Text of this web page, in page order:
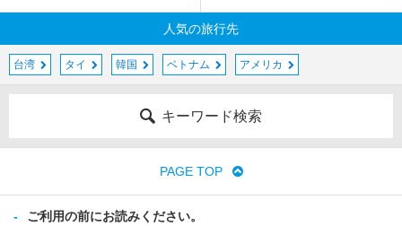
人気の旅行先
台湾 タイ 韓国 ベトナム アメリカ
キーワード検索
PAGE TOP
ご利用の前にお読みください。